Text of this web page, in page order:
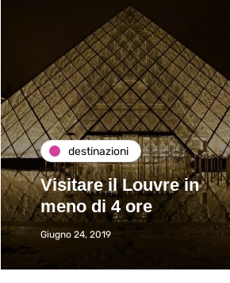
destinazioni
Visitare il Louvre in
meno di 4 ore
Giugno 24, 2019